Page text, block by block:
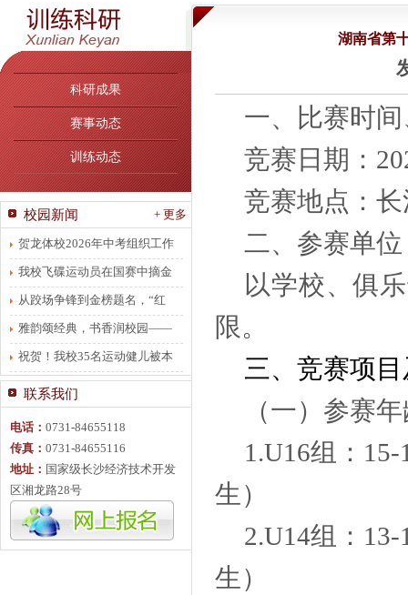
科研成果
赛事动态
训练动态
校园新闻 + 更多
贺龙体校2026年中考组织工作
有力有序
我校飞碟运动员在国赛中摘金
夺银
从跤场争锋到金榜题名，“红
梅”将不服输进行到底
雅韵颂经典，书香润校园——
贺龙体校朗诵比赛圆满落幕
祝贺！我校35名运动健儿被本
科院校录取
联系我们
电话： 0731-84655118
传真： 0731-84655116
地址： 国家级长沙经济技术开发
区湘龙路28号
湖南省第
一、比赛时
竞赛日期：
竞赛地点：
二、 参赛单位
以学校、俱
限。
三、竞赛项
（一）参赛
1.U16组：
生）
2.U14组：
生）